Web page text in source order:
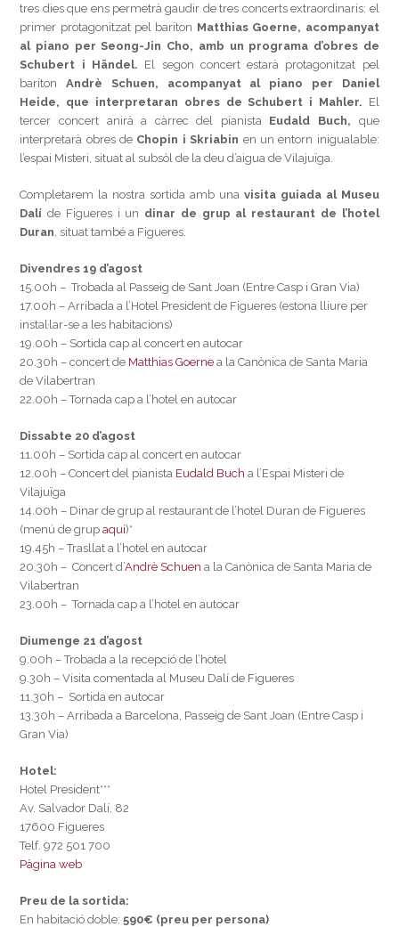
tres dies que ens permetrà gaudir de tres concerts extraordinaris: el
primer protagonitzat pel baríton Matthias Goerne, acompanyat
al piano per Seong-Jin Cho, amb un programa d’obres de
Schubert i Händel. El segon concert estarà protagonitzat pel
barítonAndrè Schuen, acompanyat al piano per Daniel
Heide, que interpretaran obres de Schubert i Mahler. El
tercer concert anirà a càrrec del pianista Eudald Buch, que
interpretarà obres de Chopin i Skriabin en un entorn inigualable:
l’espai Misteri, situat al subsòl de la deu d’aigua de Vilajuïga.
Completarem la nostra sortida amb una visita guiada al Museu
Dalí de Figueres i un dinar de grup al restaurant de l’hotel
Duran , situat també a Figueres.
Divendres 19 d’agost
15.00h – Trobada al Passeig de Sant Joan (Entre Casp i Gran Via)
17.00h – Arribada a l’Hotel President de Figueres (estona lliure per
instal·lar-se a les habitacions)
19.00h – Sortida cap al concert en autocar
20.30h – concert de Matthias Goerne a la Canònica de Santa Maria
de Vilabertran
22.00h – Tornada cap a l’hotel en autocar
Dissabte 20 d’agost
11.00h – Sortida cap al concert en autocar
12.00h – Concert del pianista Eudald Buch a l’Espai Misteri de
Vilajuïga
14.00h – Dinar de grup al restaurant de l’hotel Duran de Figueres
(menú de grupaquí)*
19.45h – Trasllat a l’hotel en autocar
20.30h – Concert d’Andrè Schuen a la Canònica de Santa Maria de
Vilabertran
23.00h – Tornada cap a l’hotel en autocar
Diumenge 21 d’agost
9.00h – Trobada a la recepció de l’hotel
9.30h – Visita comentada al Museu Dalí de Figueres
11.30h – Sortida en autocar
13.30h – Arribada a Barcelona, Passeig de Sant Joan (Entre Casp i
Gran Via)
Hotel:
Hotel President***
Av. Salvador Dalí, 82
17600 Figueres
Telf. 972 501 700
Pàgina web
Preu de la sortida:
En habitació doble:590€ (preu per persona)